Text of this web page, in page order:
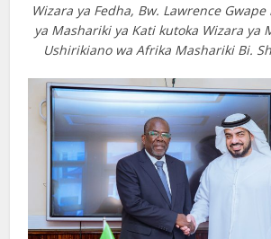
Wizara ya Fedha, Bw. Lawrence
ya Mashariki ya Kati kutoka Wizara ya
Ushirikiano wa Afrika Mashariki Bi.